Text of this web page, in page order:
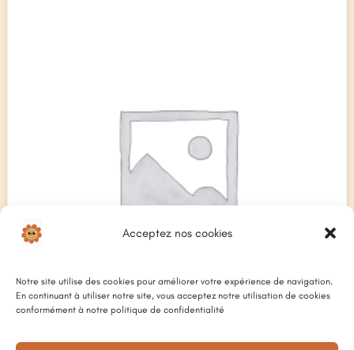
Acceptez nos cookies
Notre site utilise des cookies pour améliorer votre expérience de navigation.
En continuant à utiliser notre site, vous acceptez notre utilisation de cookies
conformément à notre politique de confidentialité